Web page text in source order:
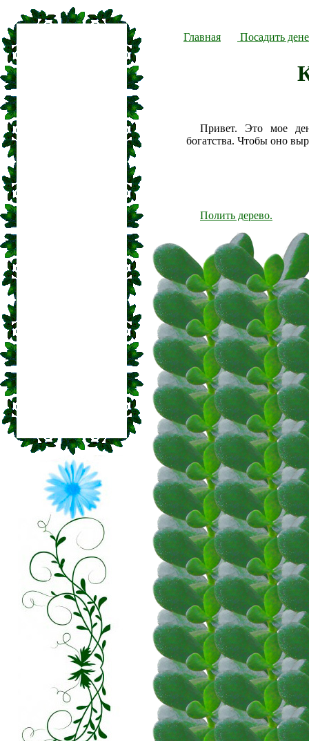
Главная Посадить
Привет. Это мое
богатства. Чтобы оно
Полить дерево.